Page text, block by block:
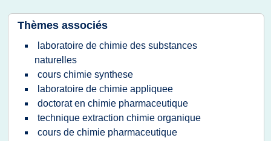
Thèmes associés
laboratoire de chimie des substances
naturelles
cours chimie synthese
laboratoire de chimie appliquee
doctorat en chimie pharmaceutique
technique extraction chimie organique
cours de chimie pharmaceutique